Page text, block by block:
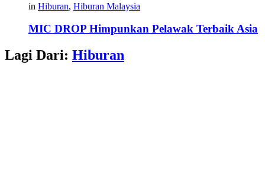
in Hiburan, Hiburan Malaysia
MIC DROP Himpunkan Pelawak Terbaik Asia
Lagi Dari: Hiburan